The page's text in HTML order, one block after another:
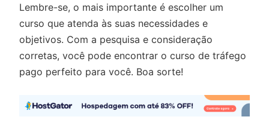
Lembre-se, o mais importante é escolher um
curso que atenda às suas necessidades e
objetivos. Com a pesquisa e consideração
corretas, você pode encontrar o curso de tráfego
pago perfeito para você. Boa sorte!